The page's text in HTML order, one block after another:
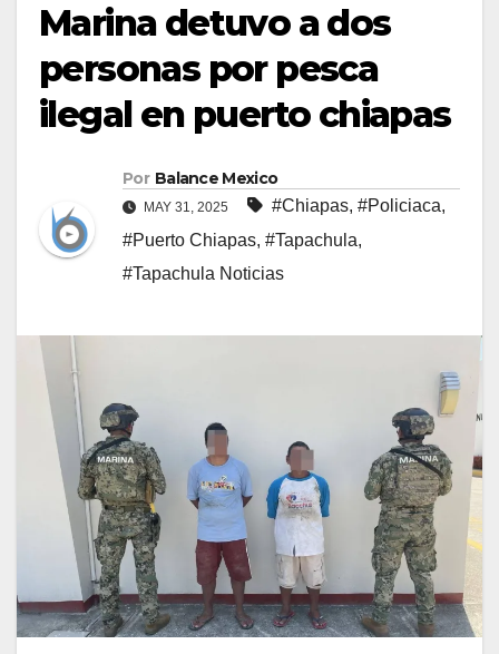
Marina detuvo a dos
personas por pesca
ilegal en puerto chiapas
Por Balance Mexico
MAY 31, 2025 #Chiapas, #Policiaca,
#Puerto Chiapas, #Tapachula,
#Tapachula Noticias